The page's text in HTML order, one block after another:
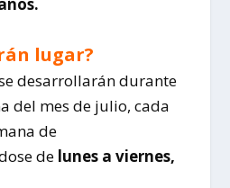
lugar?
desarrollarándurante
del mes de julio, cada
de
de lunes a viernes,